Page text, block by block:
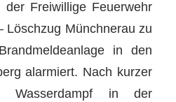
Freiwillige Feuerwehr
Löschzug Münchnerau zu
in den
alarmiert. Nach kurzer
Wasserdampf in der